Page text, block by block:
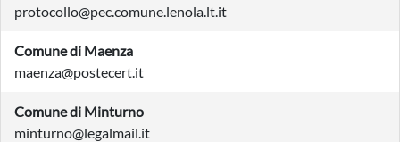
protocollo@pec.comune.lenola.lt.it
Comune di Maenza
maenza@postecert.it
Comune di Minturno
minturno@legalmail.it